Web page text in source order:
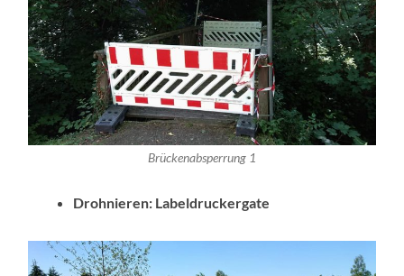
Brückenabsperrung 1
Drohnieren: Labeldruckergate